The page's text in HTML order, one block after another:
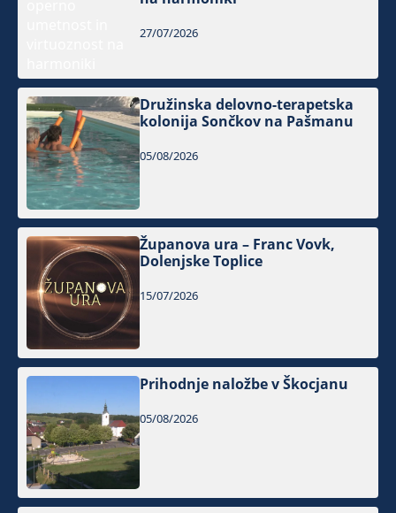
27/07/2026
Družinska delovno-terapetska
kolonija Sončkov na Pašmanu
05/08/2026
Županova ura – Franc Vovk,
Dolenjske Toplice
15/07/2026
Prihodnje naložbe v Škocjanu
05/08/2026